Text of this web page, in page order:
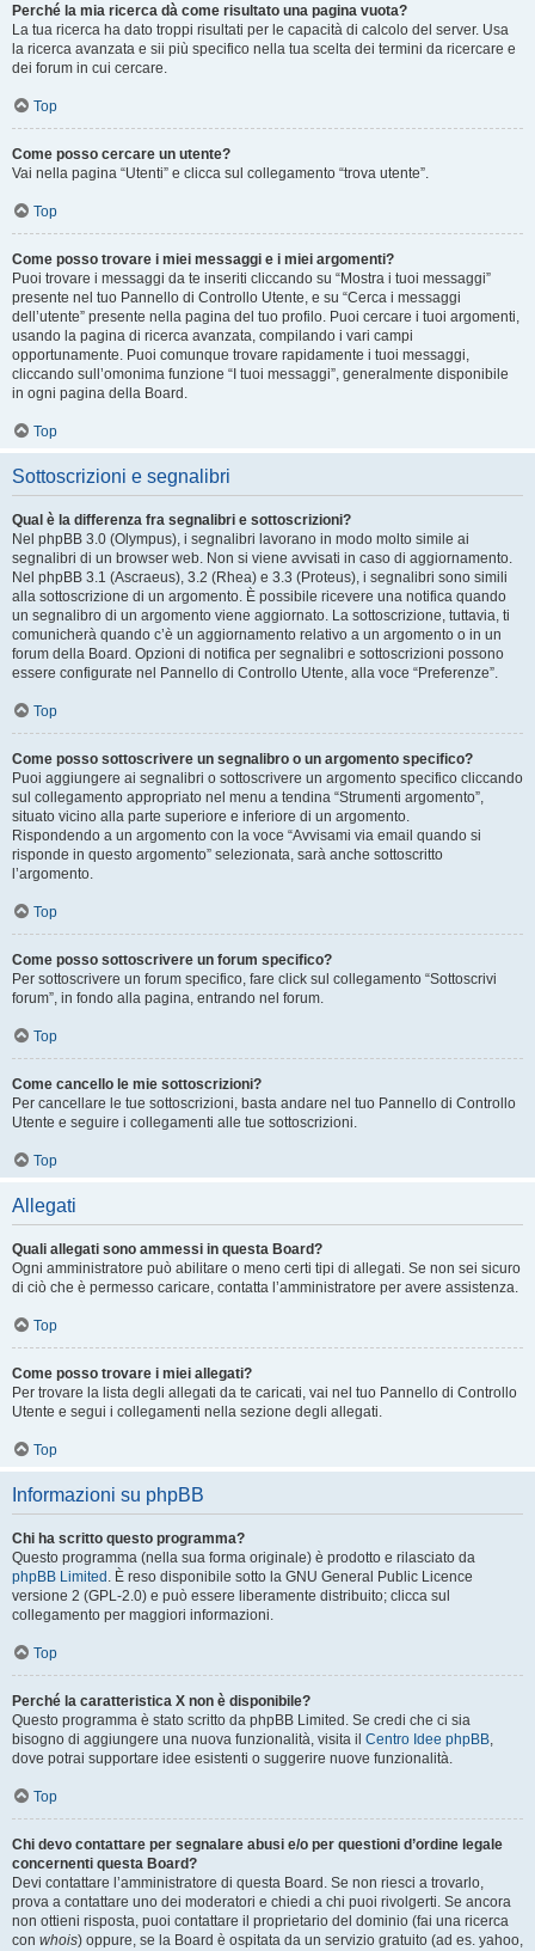
Perché la mia ricerca dà come risultato una pagina vuota?
La tua ricerca ha dato troppi risultati per le capacità di calcolo del server. Usa
la ricerca avanzata e sii più specifico nella tua scelta dei termini da ricercare e
dei forum in cui cercare.
Top
Come posso cercare un utente?
Vai nella pagina “Utenti” e clicca sul collegamento “trova utente”.
Top
Come posso trovare i miei messaggi e i miei argomenti?
Puoi trovare i messaggi da te inseriti cliccando su “Mostra i tuoi messaggi”
presente nel tuo Pannello di Controllo Utente, e su “Cerca i messaggi
dell’utente” presente nella pagina del tuo profilo. Puoi cercare i tuoi argomenti,
usando la pagina di ricerca avanzata, compilando i vari campi
opportunamente. Puoi comunque trovare rapidamente i tuoi messaggi,
cliccando sull’omonima funzione “I tuoi messaggi”, generalmente disponibile
in ogni pagina della Board.
Top
Sottoscrizioni e segnalibri
Qual è la differenza fra segnalibri e sottoscrizioni?
Nel phpBB 3.0 (Olympus), i segnalibri lavorano in modo molto simile ai
segnalibri di un browser web. Non si viene avvisati in caso di aggiornamento.
Nel phpBB 3.1 (Ascraeus), 3.2 (Rhea) e 3.3 (Proteus), i segnalibri sono simili
alla sottoscrizione di un argomento. È possibile ricevere una notifica quando
un segnalibro di un argomento viene aggiornato. La sottoscrizione, tuttavia, ti
comunicherà quando c’è un aggiornamento relativo a un argomento o in un
forum della Board. Opzioni di notifica per segnalibri e sottoscrizioni possono
essere configurate nel Pannello di Controllo Utente, alla voce “Preferenze”.
Top
Come posso sottoscrivere un segnalibro o un argomento specifico?
Puoi aggiungere ai segnalibri o sottoscrivere un argomento specifico cliccando
sul collegamento appropriato nel menu a tendina “Strumenti argomento”,
situato vicino alla parte superiore e inferiore di un argomento.
Rispondendo a un argomento con la voce “Avvisami via email quando si
risponde in questo argomento” selezionata, sarà anche sottoscritto
l’argomento.
Top
Come posso sottoscrivere un forum specifico?
Per sottoscrivere un forum specifico, fare click sul collegamento “Sottoscrivi
forum”, in fondo alla pagina, entrando nel forum.
Top
Come cancello le mie sottoscrizioni?
Per cancellare le tue sottoscrizioni, basta andare nel tuo Pannello di Controllo
Utente e seguire i collegamenti alle tue sottoscrizioni.
Top
Allegati
Quali allegati sono ammessi in questa Board?
Ogni amministratore può abilitare o meno certi tipi di allegati. Se non sei sicuro
di ciò che è permesso caricare, contatta l’amministratore per avere assistenza.
Top
Come posso trovare i miei allegati?
Per trovare la lista degli allegati da te caricati, vai nel tuo Pannello di Controllo
Utente e segui i collegamenti nella sezione degli allegati.
Top
Informazioni su phpBB
Chi ha scritto questo programma?
Questo programma (nella sua forma originale) è prodotto e rilasciato da
phpBB Limited . È reso disponibile sotto la GNU General Public Licence
versione 2 (GPL-2.0) e può essere liberamente distribuito; clicca sul
collegamento per maggiori informazioni.
Top
Perché la caratteristica X non è disponibile?
Questo programma è stato scritto da phpBB Limited. Se credi che ci sia
bisogno di aggiungere una nuova funzionalità, visita il Centro Idee phpBB,
dove potrai supportare idee esistenti o suggerire nuove funzionalità.
Top
Chi devo contattare per segnalare abusi e/o per questioni d’ordine legale
concernenti questa Board?
Devi contattare l’amministratore di questa Board. Se non riesci a trovarlo,
prova a contattare uno dei moderatori e chiedi a chi puoi rivolgerti. Se ancora
non ottieni risposta, puoi contattare il proprietario del dominio (fai una ricerca
con whois) oppure, se la Board è ospitata da un servizio gratuito (ad es. yahoo,